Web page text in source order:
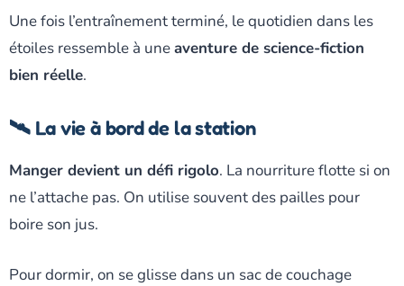
Une fois l’entraînement terminé, le quotidien dans les
étoiles ressemble à uneaventure de science-fiction
bien réelle.
🛰️ La vie à bord de la station
Manger devient un défi rigolo. La nourriture flotte si on
ne l’attache pas. On utilise souvent des pailles pour
boire son jus.
Pour dormir, on se glisse dans un sac de couchage